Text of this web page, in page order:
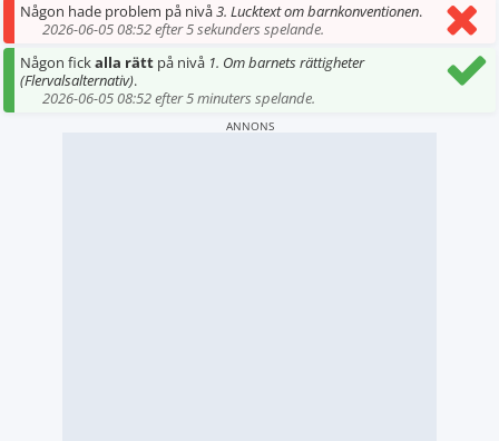
Någon hade problem på nivå3. Lucktext om barnkonventionen.
2026-06-05 08:52 efter 5 sekunders spelande.
Någon fickalla rätt på nivå 1. Om barnets rättigheter
(Flervalsalternativ).
2026-06-05 08:52 efter 5 minuters spelande.
ANNONS